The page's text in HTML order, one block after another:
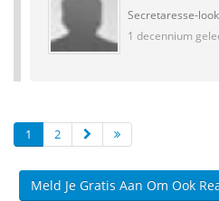
Secretaresse-look
1 decennium
1 2
Meld Je Gratis Aan Om Ook